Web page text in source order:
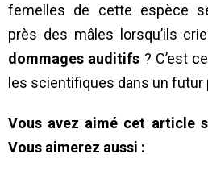
femelles de cette espèce
près des mâles lorsqu’ils
dommages auditifs ? C’est
les scientifiques dans un futur
Vous avez aimé cet article
Vous aimerez aussi :